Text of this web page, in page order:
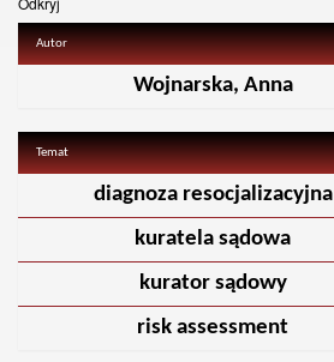
Autor
Wojnarska, Anna
Temat
diagnoza resocjalizacyjna
kuratela sądowa
kurator sądowy
risk assessment